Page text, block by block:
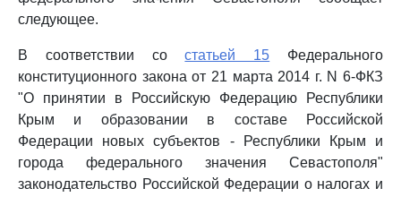
следующее.
В соответствии состатьей 15 Федерального
конституционного закона от 21 марта 2014 г. N 6-ФКЗ
"О принятии в Российскую Федерацию Республики
Крым и образовании в составе Российской
Федерации новых субъектов - Республики Крым и
города федерального значения Севастополя"
законодательство Российской Федерации о налогах и